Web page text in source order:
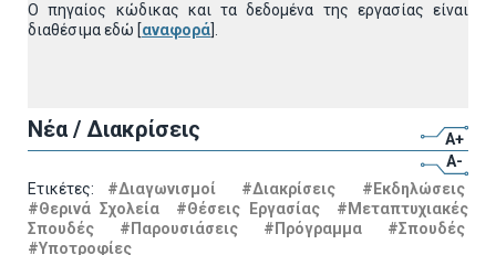
Ο πηγαίος κώδικας και τα δεδομένα της εργασίας είναι
διαθέσιμα εδώ [αναφορά
Νέα / Διακρίσεις
A+
A-
Ετικέτες: #Διαγωνισμοί #Διακρίσεις
#Εκδηλώσεις
#Θερινά Σχολεία
#Θέσεις Εργασίας
#Μεταπτυχιακές
Σπουδές
#Παρουσιάσεις #Πρόγραμμα
#Σπουδές
#Υποτροφίες